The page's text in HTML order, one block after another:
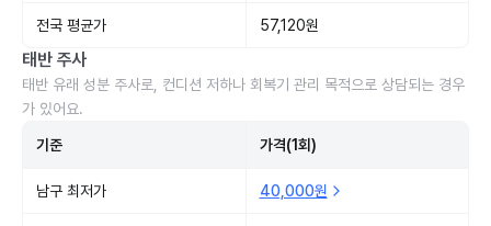
전국 평균가 57,120원
태반 주사
태반 유래 성분 주사로, 컨디션 저하나 회복기 관리 목적으로 상담되는 경우
가 있어요.
기준 가격(1회)
남구 최저가 40,000원